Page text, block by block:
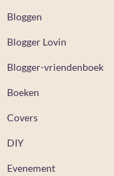
Bloggen
Blogger Lovin
Blogger-vriendenboek
Boeken
Covers
DIY
Evenement